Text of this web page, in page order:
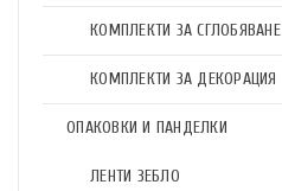
КОМПЛЕКТИ ЗА СГЛОБЯВАНЕ
КОМПЛЕКТИ ЗА ДЕКОРАЦИЯ
ОПАКОВКИ И ПАНДЕЛКИ
ЛЕНТИ ЗЕБЛО